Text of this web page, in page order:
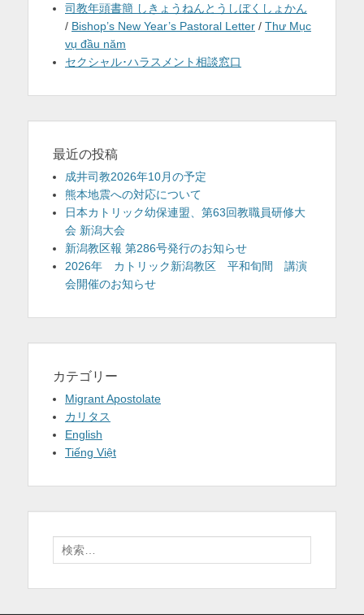
司教年頭書簡 しきょうねんとうしぼくしょかん
/ Bishop’s New Year’s Pastoral Letter / Thư Mục
vụ đầu năm
セクシャル･ハラスメント相談窓口
最近の投稿
成井司教2026年10月の予定
熊本地震への対応について
日本カトリック幼保連盟、第63回教職員研修大
会 新潟大会
新潟教区報 第286号発行のお知らせ
2026年 カトリック新潟教区 平和旬間 講演
会開催のお知らせ
カテゴリー
Migrant Apostolate
カリタス
English
Tiếng Việt
索: